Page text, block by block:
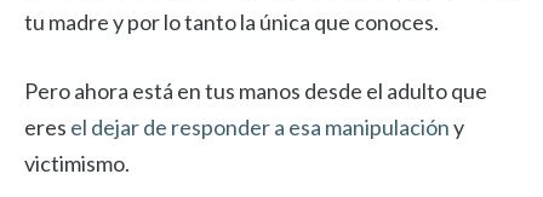
tu madre y por lo tanto la única que conoces.
Pero ahora está en tus manos desde el adulto que
eres el dejar de responder a esa manipulacióny
victimismo.